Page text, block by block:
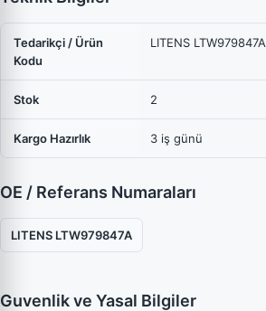
Tedarikçi / Ürün
Kodu
LITENS LTW979847A
Stok 2
Kargo Hazırlık 3 iş günü
OE / Referans Numaraları
LITENS LTW979847A
Guvenlik ve Yasal Bilgiler